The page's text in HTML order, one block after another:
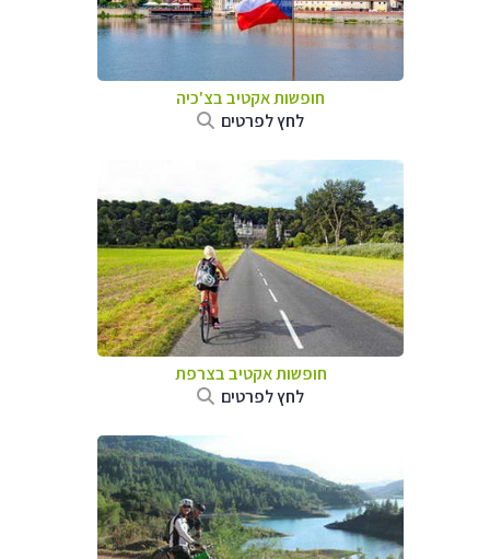
חופשות אקטיב בצ'כיה
לחץ לפרטים
חופשות אקטיב בצרפת
לחץ לפרטים